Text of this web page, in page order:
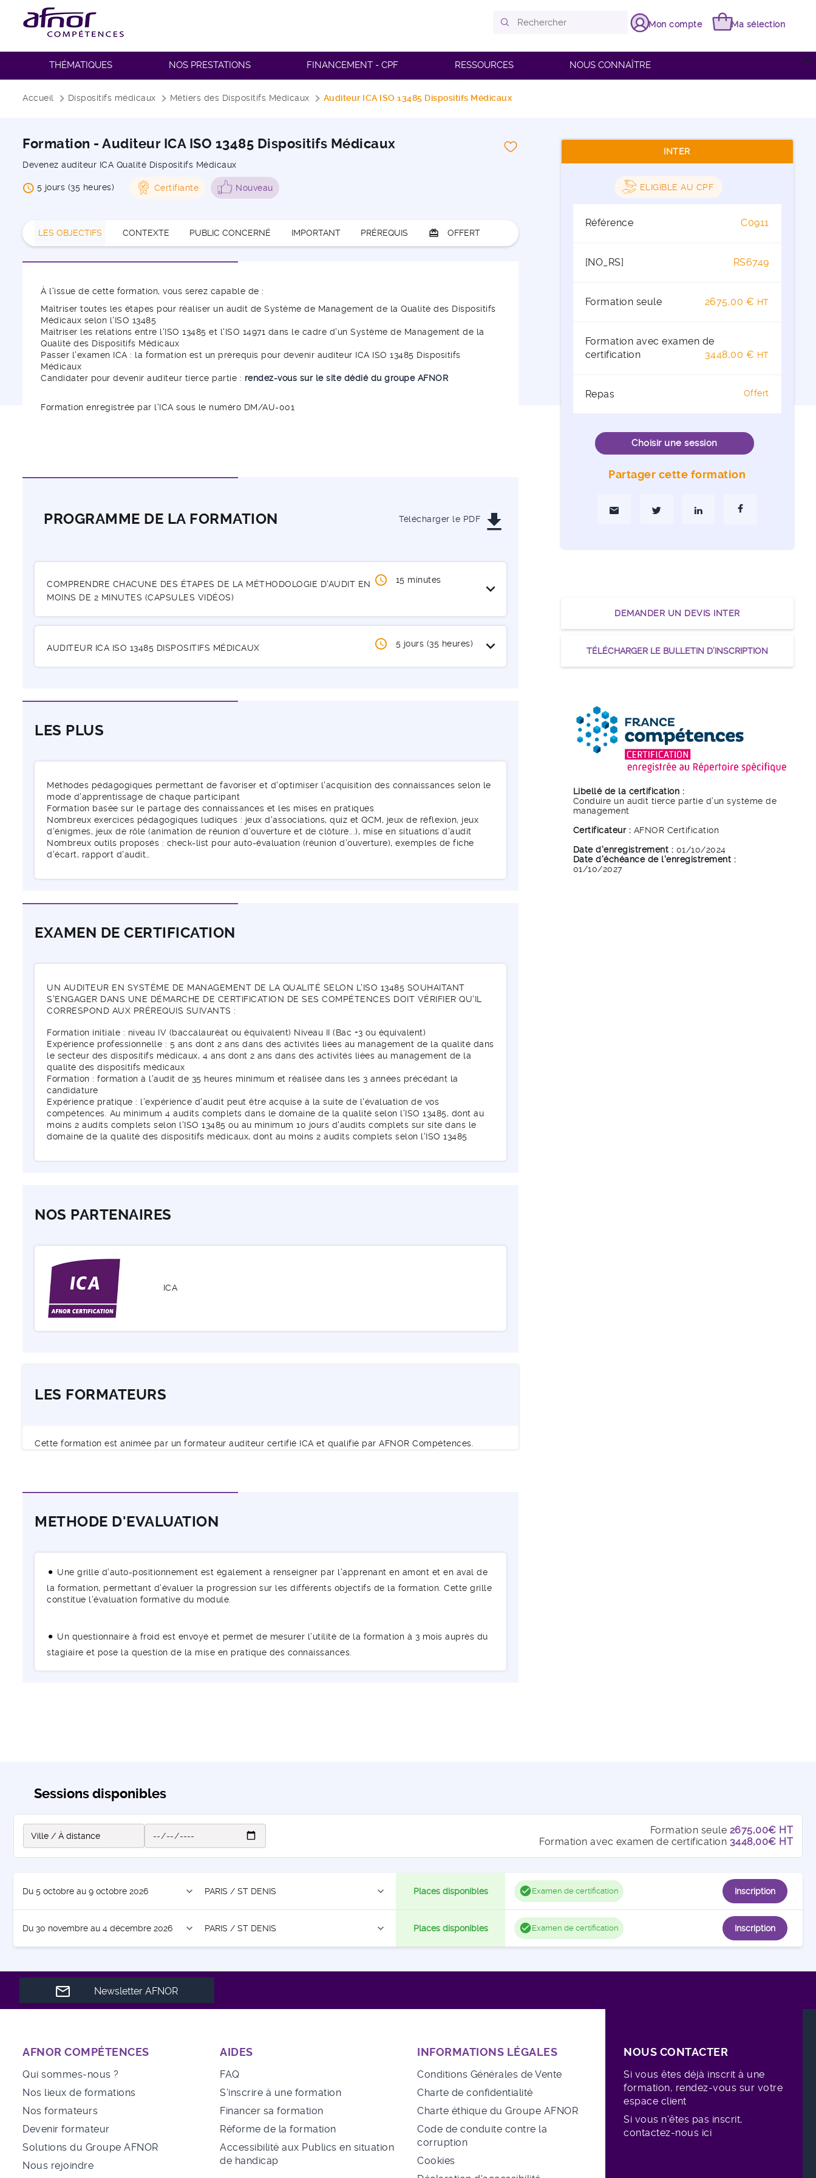
Mon compte Ma sélection
close
THÉMATIQUES NOS PRESTATIONS FINANCEMENT - CPF RESSOURCES NOUS CONNAÎTRE
Fil d'Ariane
Accueil Dispositifs médicaux Métiers des Dispositifs Médicaux Auditeur ICA ISO 13485 Dispositifs Médicaux
Formation - Auditeur ICA ISO 13485 Dispositifs Médicaux
Devenez auditeur ICA Qualité Dispositifs Médicaux
5 jours (35 heures) Certifiante Nouveau
LES OBJECTIFS CONTEXTE PUBLIC CONCERNÉ IMPORTANT PRÉREQUIS card_giftcard OFFERT
À l'issue de cette formation, vous serez capable de :
Maîtriser toutes les étapes pour réaliser un audit de Système de Management de la Qualité des Dispositifs
Médicaux selon l'ISO 13485
Maîtriser les relations entre l'ISO 13485 et l'ISO 14971 dans le cadre d'un Système de Management de la
Qualité des Dispositifs Médicaux
Passer l'examen ICA : la formation est un prérequis pour devenir auditeur ICA ISO 13485 Dispositifs
Médicaux
Candidater pour devenir auditeur tierce partie : rendez-vous sur le site dédié du groupe AFNOR
Formation enregistrée par l'ICA sous le numéro DM/AU-001
PROGRAMME DE LA FORMATION Télécharger le PDF get_app
COMPRENDRE CHACUNE DES ÉTAPES DE LA MÉTHODOLOGIE D'AUDIT EN
MOINS DE 2 MINUTES (CAPSULES VIDÉOS)
15 minutes
expand_more
AUDITEUR ICA ISO 13485 DISPOSITIFS MÉDICAUX 5 jours (35 heures) expand_more
LES PLUS
Méthodes pédagogiques permettant de favoriser et d'optimiser l'acquisition des connaissances selon le
mode d'apprentissage de chaque participant
Formation basée sur le partage des connaissances et les mises en pratiques
Nombreux exercices pédagogiques ludiques : jeux d'associations, quiz et QCM, jeux de réflexion, jeux
d'énigmes, jeux de rôle (animation de réunion d'ouverture et de clôture...), mise en situations d'audit
Nombreux outils proposés : check-list pour auto-évaluation (réunion d'ouverture), exemples de fiche
d'écart, rapport d'audit…
EXAMEN DE CERTIFICATION
UN AUDITEUR EN SYSTÈME DE MANAGEMENT DE LA QUALITÉ SELON L'ISO 13485 SOUHAITANT
S'ENGAGER DANS UNE DÉMARCHE DE CERTIFICATION DE SES COMPÉTENCES DOIT VÉRIFIER QU'IL
CORRESPOND AUX PRÉREQUIS SUIVANTS :
Formation initiale : niveau IV (baccalauréat ou équivalent) Niveau II (Bac +3 ou équivalent)
Expérience professionnelle : 5 ans dont 2 ans dans des activités liées au management de la qualité dans
le secteur des dispositifs médicaux, 4 ans dont 2 ans dans des activités liées au management de la
qualité des dispositifs médicaux
Formation : formation à l'audit de 35 heures minimum et réalisée dans les 3 années précédant la
candidature
Expérience pratique : l'expérience d'audit peut être acquise à la suite de l'évaluation de vos
compétences. Au minimum 4 audits complets dans le domaine de la qualité selon l'ISO 13485, dont au
moins 2 audits complets selon l'ISO 13485 ou au minimum 10 jours d'audits complets sur site dans le
domaine de la qualité des dispositifs médicaux, dont au moins 2 audits complets selon l'ISO 13485
NOS PARTENAIRES
ICA
LES FORMATEURS
Cette formation est animée par un formateur auditeur certifié ICA et qualifié par AFNOR Compétences.
METHODE D'EVALUATION
Une grille d’auto-positionnement est également à renseigner par l’apprenant en amont et en aval de
la formation, permettant d’évaluer la progression sur les différents objectifs de la formation. Cette grille
constitue l’évaluation formative du module.
Un questionnaire à froid est envoyé et permet de mesurer l’utilité de la formation à 3 mois auprès du
stagiaire et pose la question de la mise en pratique des connaissances.
INTER
ELIGIBLE AU CPF
Référence C0911
[NO_RS] RS6749
Formation seule 2675,00 € HT
Formation avec examen de
certification
3448,00 € HT
Repas Offert
Choisir une session
Partager cette formation
Partager par MailPartager sur TwitterPartager sur Linkedin
DEMANDER UN DEVIS INTER
TÉLÉCHARGER LE BULLETIN D’INSCRIPTION
Libellé de la certification :
Conduire un audit tierce partie d’un système de
management
Certificateur : AFNOR Certification
Date d'enregistrement : 01/10/2024
Date d'échéance de l'enregistrement :
01/10/2027
Sessions disponibles
Formation seule 2675,00€ HT
Formation avec examen de certification 3448,00€ HT
Du 5 octobre au 9 octobre 2026 expand_more PARIS / ST DENIS expand_more Places disponibles Examen de certification Inscription
Du 30 novembre au 4 décembre 2026 expand_more PARIS / ST DENIS expand_more Places disponibles Examen de certification Inscription
Newsletter AFNOR
AFNOR COMPÉTENCES
Qui sommes-nous ?
Nos lieux de formations
Nos formateurs
Devenir formateur
Solutions du Groupe AFNOR
Nous rejoindre
AIDES
FAQ
S'inscrire à une formation
Financer sa formation
Réforme de la formation
Accessibilité aux Publics en situation
de handicap
INFORMATIONS LÉGALES
Conditions Générales de Vente
Charte de confidentialité
Charte éthique du Groupe AFNOR
Code de conduite contre la
corruption
Cookies
NOUS CONTACTER
Si vous êtes déjà inscrit à une
formation, rendez-vous sur votre
espace client
Si vous n'êtes pas inscrit,
contactez-nous ici